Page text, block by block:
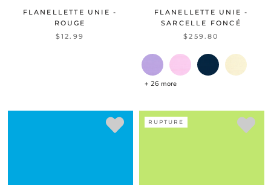
FLANELLETTE UNIE -
ROUGE
$12.99
FLANELLETTE UNIE -
SARCELLE FONCÉ
$259.80
+ 26 more
RUPTURE